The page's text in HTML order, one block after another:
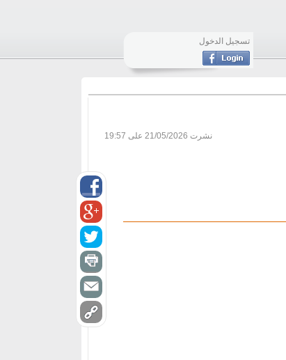
تسجيل الدخول
نشرت 21/05/2026 على 19:57